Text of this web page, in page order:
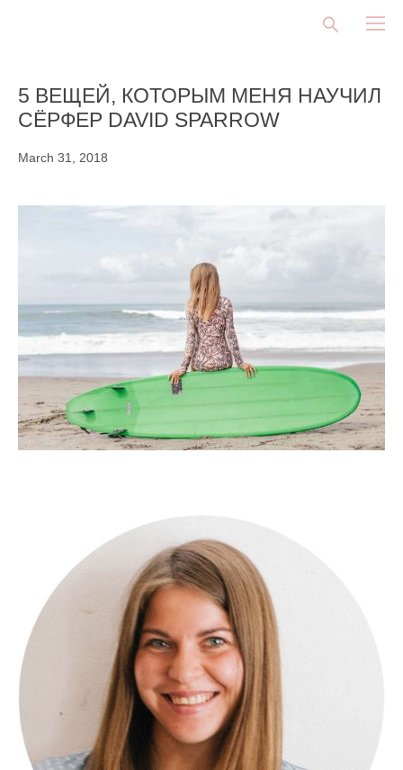
5 ВЕЩЕЙ, КОТОРЫМ МЕНЯ НАУЧИЛ
CЁРФЕР DAVID SPARROW
March 31, 2018